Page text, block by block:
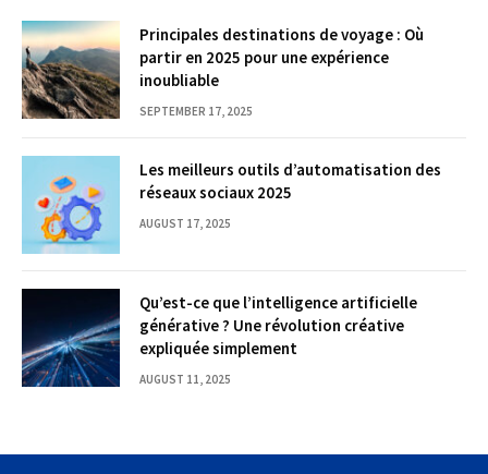
Principales destinations de voyage : Où
partir en 2025 pour une expérience
inoubliable
SEPTEMBER 17, 2025
Les meilleurs outils d’automatisation des
réseaux sociaux 2025
AUGUST 17, 2025
Qu’est-ce que l’intelligence artificielle
générative ? Une révolution créative
expliquée simplement
AUGUST 11, 2025